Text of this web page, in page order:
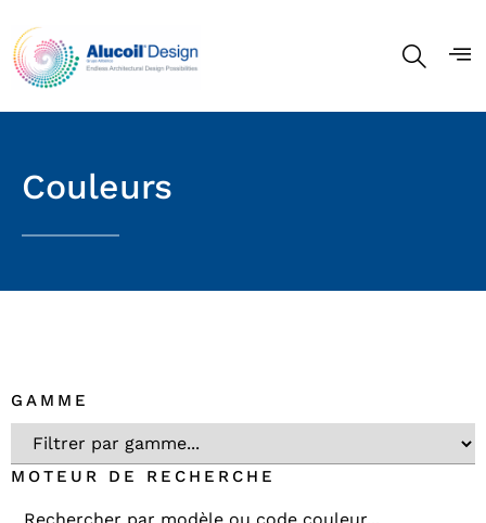
Couleurs
GAMME
MOTEUR DE RECHERCHE